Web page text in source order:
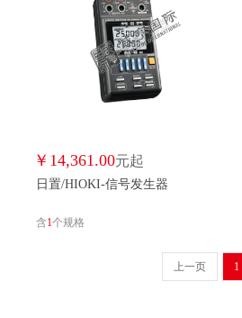
￥ 14,361.00元起
日置/HIOKI-信号发生器
含1个规格
上一页 1